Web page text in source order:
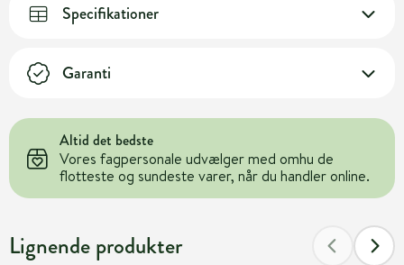
Specifikationer
Garanti
Altid det bedste
Vores fagpersonale udvælger med omhu de
flotteste og sundeste varer, når du handler online.
Lignende produkter